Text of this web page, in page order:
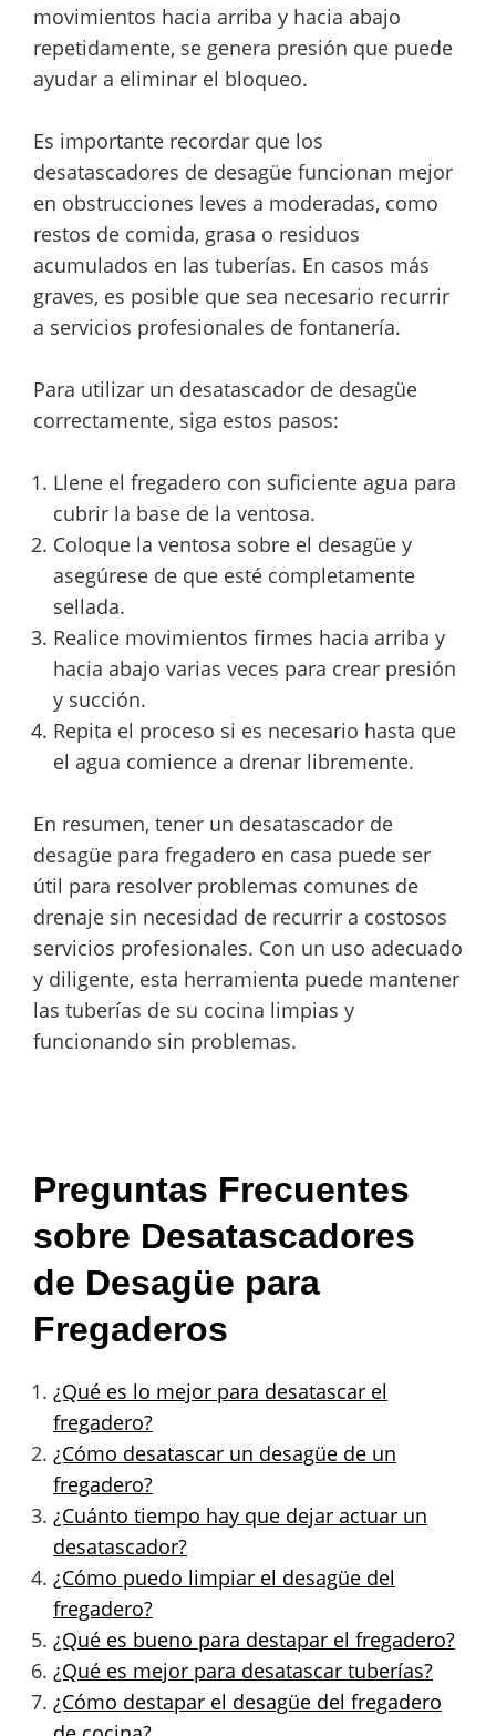
movimientos hacia arriba y hacia abajo
repetidamente, se genera presión que puede
ayudar a eliminar el bloqueo.
Es importante recordar que los
desatascadores de desagüe funcionan mejor
en obstrucciones leves a moderadas, como
restos de comida, grasa o residuos
acumulados en las tuberías. En casos más
graves, es posible que sea necesario recurrir
a servicios profesionales de fontanería.
Para utilizar un desatascador de desagüe
correctamente, siga estos pasos:
Llene el fregadero con suficiente agua para
cubrir la base de la ventosa.
Coloque la ventosa sobre el desagüe y
asegúrese de que esté completamente
sellada.
Realice movimientos firmes hacia arriba y
hacia abajo varias veces para crear presión
y succión.
Repita el proceso si es necesario hasta que
el agua comience a drenar libremente.
En resumen, tener un desatascador de
desagüe para fregadero en casa puede ser
útil para resolver problemas comunes de
drenaje sin necesidad de recurrir a costosos
servicios profesionales. Con un uso adecuado
y diligente, esta herramienta puede mantener
las tuberías de su cocina limpias y
funcionando sin problemas.
Preguntas Frecuentes
sobre Desatascadores
de Desagüe para
Fregaderos
¿Qué es lo mejor para desatascar el
fregadero?
¿Cómo desatascar un desagüe de un
fregadero?
¿Cuánto tiempo hay que dejar actuar un
desatascador?
¿Cómo puedo limpiar el desagüe del
fregadero?
¿Qué es bueno para destapar el fregadero?
¿Qué es mejor para desatascar tuberías?
¿Cómo destapar el desagüe del fregadero